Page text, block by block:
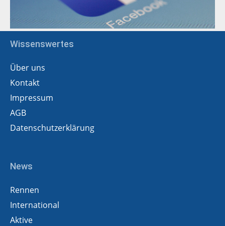
Wissenswertes
Über uns
Kontakt
Impressum
AGB
Datenschutzerklärung
News
Rennen
International
Aktive